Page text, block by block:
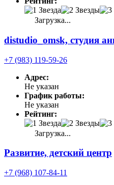
Загрузка...
distudio_omsk, студия
+7 (983) 119-59-26
Адрес:
Не указан
График работы:
Не указан
Рейтинг:
Загрузка...
Развитие, детский центр
+7 (968) 107-84-11